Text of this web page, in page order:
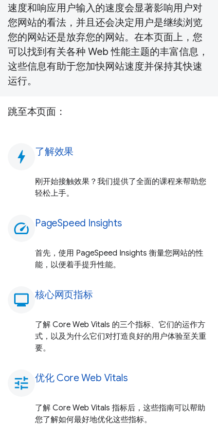
速度和响应用户输入的速度会显著影响用户对
您网站的看法，并且还会决定用户是继续浏览
您的网站还是放弃您的网站。在本页面上，您
可以找到有关各种 Web 性能主题的丰富信息，
这些信息有助于您加快网站速度并保持其快速
运行。
跳至本页面：
bolt 了解效果
刚开始接触效果？我们提供了全面的课程来帮助您
轻松上手。
speed PageSpeed Insights
首先，使用 PageSpeed Insights 衡量您网站的性
能，以便着手提升性能。
monitoring
核心网页指标
了解 Core Web Vitals 的三个指标、它们的运作方
式，以及为什么它们对打造良好的用户体验至关重
要。
tune 优化 Core Web Vitals
了解 Core Web Vitals 指标后，这些指南可以帮助
您了解如何最好地优化这些指标。